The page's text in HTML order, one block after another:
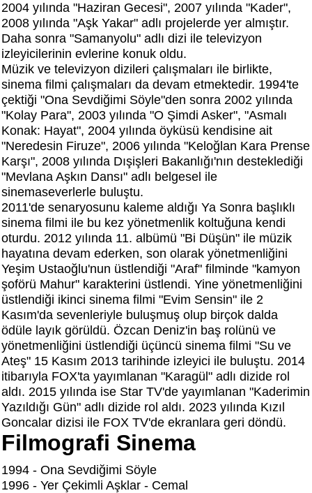
2004 yılında "Haziran Gecesi", 2007 yılında "Kader",
2008 yılında "Aşk Yakar" adlı projelerde yer almıştır.
Daha sonra "Samanyolu" adlı dizi ile televizyon
izleyicilerinin evlerine konuk oldu.
Müzik ve televizyon dizileri çalışmaları ile birlikte,
sinema filmi çalışmaları da devam etmektedir. 1994'te
çektiği "Ona Sevdiğimi Söyle"den sonra 2002 yılında
"Kolay Para", 2003 yılında "O Şimdi Asker", "Asmalı
Konak: Hayat", 2004 yılında öyküsü kendisine ait
"Neredesin Firuze", 2006 yılında "Keloğlan Kara Prense
Karşı", 2008 yılında Dışişleri Bakanlığı'nın desteklediği
"Mevlana Aşkın Dansı" adlı belgesel ile
sinemaseverlerle buluştu.
2011'de senaryosunu kaleme aldığı Ya Sonra başlıklı
sinema filmi ile bu kez yönetmenlik koltuğuna kendi
oturdu. 2012 yılında 11. albümü "Bi Düşün" ile müzik
hayatına devam ederken, son olarak yönetmenliğini
Yeşim Ustaoğlu'nun üstlendiği "Araf" filminde "kamyon
şoförü Mahur" karakterini üstlendi. Yine yönetmenliğini
üstlendiği ikinci sinema filmi "Evim Sensin" ile 2
Kasım'da sevenleriyle buluşmuş olup birçok dalda
ödüle layık görüldü. Özcan Deniz'in baş rolünü ve
yönetmenliğini üstlendiği üçüncü sinema filmi "Su ve
Ateş" 15 Kasım 2013 tarihinde izleyici ile buluştu. 2014
itibarıyla FOX'ta yayımlanan "Karagül" adlı dizide rol
aldı. 2015 yılında ise Star TV'de yayımlanan "Kaderimin
Yazıldığı Gün" adlı dizide rol aldı. 2023 yılında Kızıl
Goncalar dizisi ile FOX TV'de ekranlara geri döndü.
Filmografi Sinema
1994 - Ona Sevdiğimi Söyle
1996 - Yer Çekimli Aşklar - Cemal